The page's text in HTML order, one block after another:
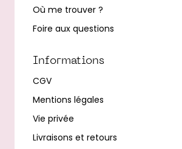
Où me trouver ?
Foire aux questions
Informations
CGV
Mentions légales
Vie privée
Livraisons et retours